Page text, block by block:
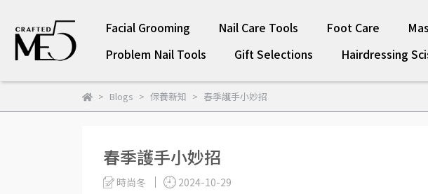
Facial Grooming Nail Care Tools Foot Care
Problem Nail Tools
Gift Selections Hairdressing
Blogs 保養新知 春季護手小妙招
春季護手小妙招
時尚冬 2024-10-29